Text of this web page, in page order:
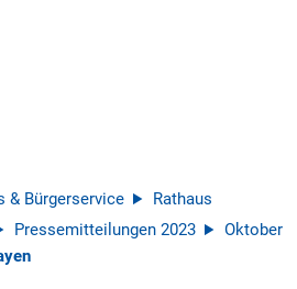
& Bürgerservice
Rathaus
Pressemitteilungen 2023
Oktober